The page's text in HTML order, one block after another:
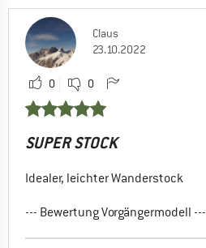
Claus
23.10.2022
0 0
SUPER STOCK
Idealer, leichter Wanderstock
--- Bewertung Vorgängermodell ---